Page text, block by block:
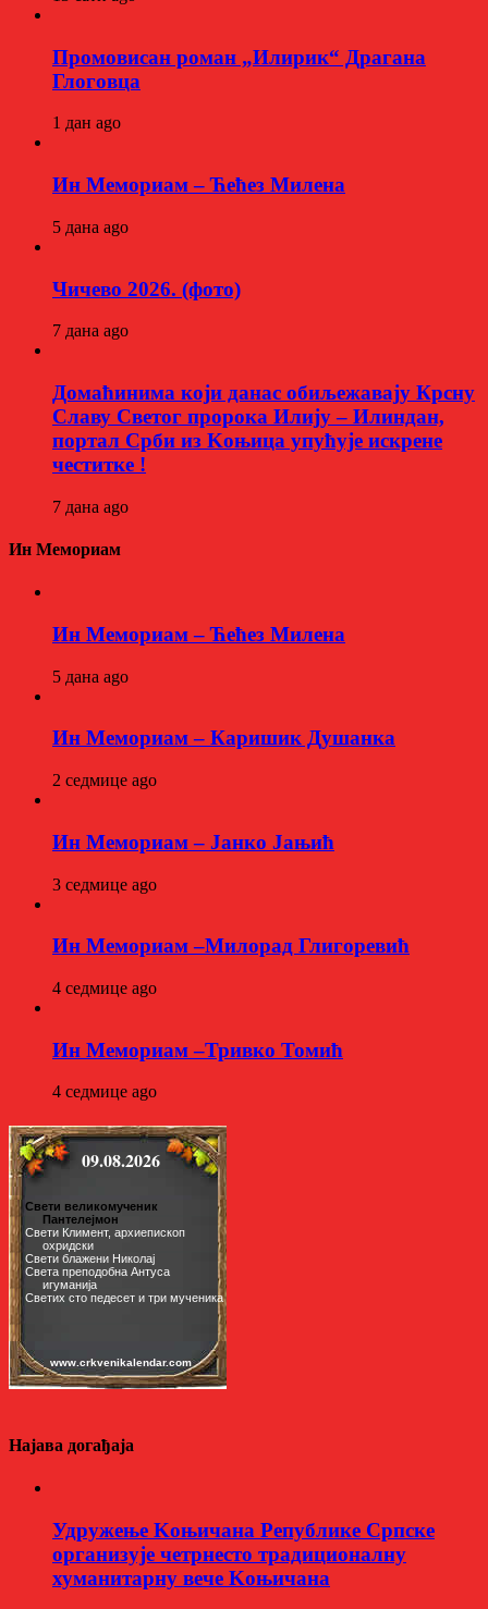
Промовисан роман „Илирик“ Драгана
Глоговца
1 дан ago
Ин Мемориам – Ћећез Милена
5 дана ago
Чичево 2026. (фото)
7 дана ago
Домаћинима који данас обиљежавају Крсну
Славу Светог пророка Илију – Илиндан,
портал Срби из Kоњица упућује искрене
честитке !
7 дана ago
Ин Мемориам
Ин Мемориам – Ћећез Милена
5 дана ago
Ин Мемориам – Каришик Душанка
2 седмице ago
Ин Мемориам – Јанко Јањић
3 седмице ago
Ин Мемориам –Милорад Глигоревић
4 седмице ago
Ин Мемориам –Тривко Томић
4 седмице ago
Најава догађаја
Удружење Kоњичана Републике Српске
организује четрнесто традиционалну
хуманитарну вече Kоњичана